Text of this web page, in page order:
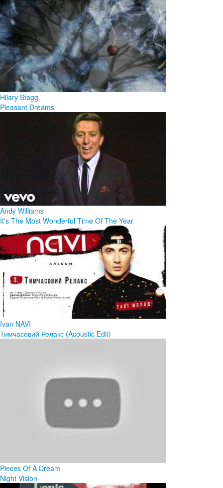
Hilary Stagg
Pleasant Dreams
Andy Williams
It's The Most Wonderful Time Of The Year
Ivan NAVI
Тимчасовий Релакс (Acoustic Edit)
Pieces Of A Dream
Night Vision